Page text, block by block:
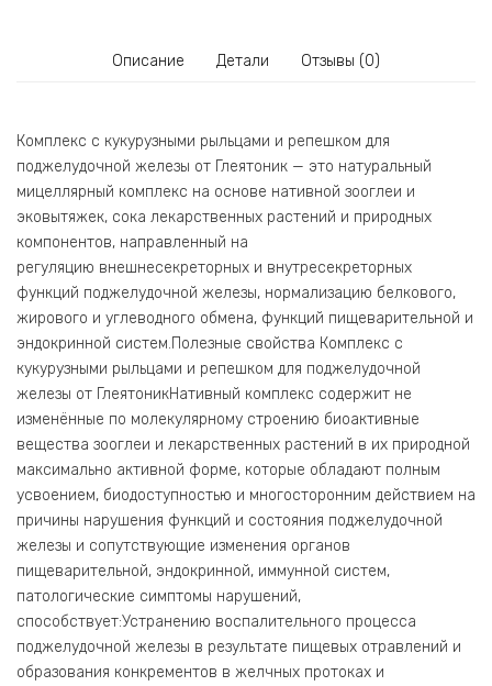
Описание Детали Отзывы (0)
Комплекс с кукурузными рыльцами и репешком для
поджелудочной железы от Глеятоник — это натуральный
мицеллярный комплекс на основе нативной зооглеи и
эковытяжек, сока лекарственных растений и природных
компонентов, направленный на
регуляцию внешнесекреторных и внутресекреторных
функций поджелудочной железы, нормализацию белкового,
жирового и углеводного обмена, функций пищеварительной и
эндокринной систем.Полезные свойства Комплекс с
кукурузными рыльцами и репешком для поджелудочной
железы от ГлеятоникНативный комплекс содержит не
изменённые по молекулярному строению биоактивные
вещества зооглеи и лекарственных растений в их природной
максимально активной форме, которые обладают полным
усвоением, биодоступностью и многосторонним действием на
причины нарушения функций и состояния поджелудочной
железы и сопутствующие изменения органов
пищеварительной, эндокринной, иммунной систем,
патологические симптомы нарушений,
способствует:Устранению воспалительного процесса
поджелудочной железы в результате пищевых отравлений и
образования конкрементов в желчных протоках и